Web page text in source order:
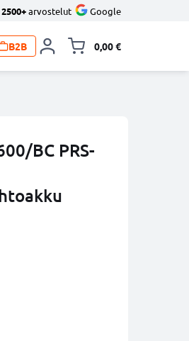
2500+arvostelut Google
B2B 0,00 €
BC PRS-